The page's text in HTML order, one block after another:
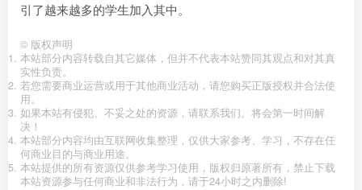
引了越来越多的学生加入其中。
© 版权声明
本站部分内容转载自其它媒体，但并不代表本站赞同其观点和对其真
实性负责。
若您需要商业运营或用于其他商业活动，请您购买正版授权并合法使
用。
如果本站有侵犯、不妥之处的资源，请联系我们。将会第一时间解
决！
本站部分内容均由互联网收集整理，仅供大家参考、学习，不存在任
何商业目的与商业用途。
本站提供的所有资源仅供参考学习使用，版权归原著所有，禁止下载
本站资源参与任何商业和非法行为，请于24小时之内删除!